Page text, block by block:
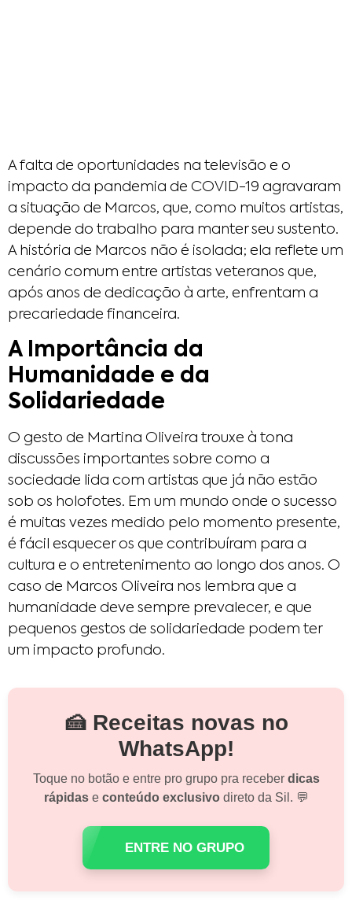
A falta de oportunidades na televisão e o
impacto da pandemia de COVID-19 agravaram
a situação de Marcos, que, como muitos artistas,
depende do trabalho para manter seu sustento.
A história de Marcos não é isolada; ela reflete um
cenário comum entre artistas veteranos que,
após anos de dedicação à arte, enfrentam a
precariedade financeira.
A Importância da
Humanidade e da
Solidariedade
O gesto de Martina Oliveira trouxe à tona
discussões importantes sobre como a
sociedade lida com artistas que já não estão
sob os holofotes. Em um mundo onde o sucesso
é muitas vezes medido pelo momento presente,
é fácil esquecer os que contribuíram para a
cultura e o entretenimento ao longo dos anos. O
caso de Marcos Oliveira nos lembra que a
humanidade deve sempre prevalecer, e que
pequenos gestos de solidariedade podem ter
um impacto profundo.
🍰 Receitas novas no
WhatsApp!
Toque no botão e entre pro grupo pra receber dicas
rápidase conteúdo exclusivodireto da Sil. 💬
ENTRE NO GRUPO